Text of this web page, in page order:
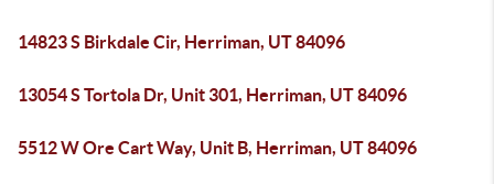
14823 S Birkdale Cir, Herriman, UT 84096
13054 S Tortola Dr, Unit 301, Herriman, UT 84096
5512 W Ore Cart Way, Unit B, Herriman, UT 84096